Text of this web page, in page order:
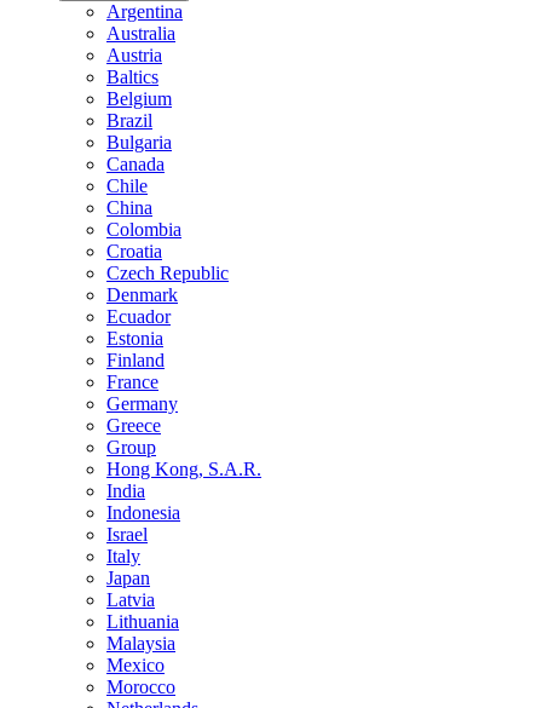
Argentina
Australia
Austria
Baltics
Belgium
Brazil
Bulgaria
Canada
Chile
China
Colombia
Croatia
Czech Republic
Denmark
Ecuador
Estonia
Finland
France
Germany
Greece
Group
Hong Kong, S.A.R.
India
Indonesia
Israel
Italy
Japan
Latvia
Lithuania
Malaysia
Mexico
Morocco